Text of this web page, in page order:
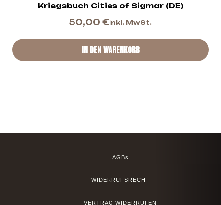
Kriegsbuch Cities of Sigmar (DE)
50,00 €inkl. MwSt.
IN DEN WARENKORB
AGBs
WIDERRUFSRECHT
VERTRAG WIDERRUFEN